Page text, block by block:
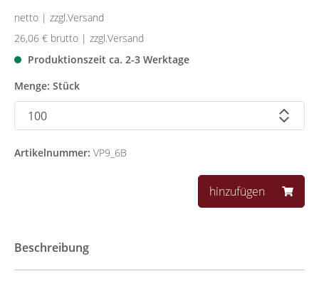
netto | zzgl.Versand
26,06 € brutto | zzgl.Versand
Produktionszeit ca. 2-3 Werktage
Menge: Stück
Artikelnummer: VP9_6B
hinzufügen
Beschreibung